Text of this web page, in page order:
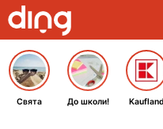
Свята До школи! Kaufland